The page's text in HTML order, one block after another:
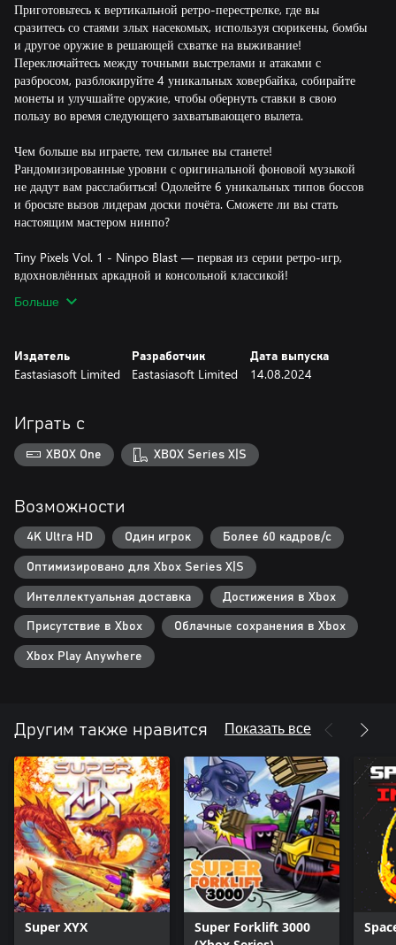
Приготовьтесь к вертикальной ретро-перестрелке, где вы
сразитесь со стаями злых насекомых, используя сюрикены, бомбы
и другое оружие в решающей схватке на выживание!
Переключайтесь между точными выстрелами и атаками с
разбросом, разблокируйте 4 уникальных ховербайка, собирайте
монеты и улучшайте оружие, чтобы обернуть ставки в свою
пользу во время следующего захватывающего вылета.
Чем больше вы играете, тем сильнее вы станете!
Рандомизированные уровни с оригинальной фоновой музыкой
не дадут вам расслабиться! Одолейте 6 уникальных типов боссов
и бросьте вызов лидерам доски почёта. Сможете ли вы стать
настоящим мастером нинпо?
Tiny Pixels Vol. 1 - Ninpo Blast — первая из серии ретро-игр,
вдохновлённых аркадной и консольной классикой!
Больше
Издатель
Eastasiasoft Limited
Разработчик
Eastasiasoft Limited
Дата выпуска
14.08.2024
Играть с
XBOX One XBOX Series X|S
Возможности
4K Ultra HD Один игрок Более 60 кадров/с
Оптимизировано для Xbox Series X|S
Интеллектуальная доставка Достижения в Xbox
Присутствие в Xbox Облачные сохранения в Xbox
Xbox Play Anywhere
Другим также нравится Показать все
Super XYX
Super Forklift 3000